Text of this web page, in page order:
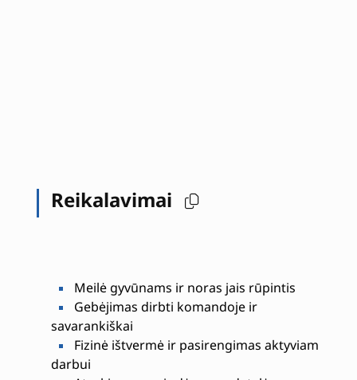
Reikalavimai
Meilė gyvūnams ir noras jais rūpintis
Gebėjimas dirbti komandoje ir
savarankiškai
Fizinė ištvermė ir pasirengimas aktyviam
darbui